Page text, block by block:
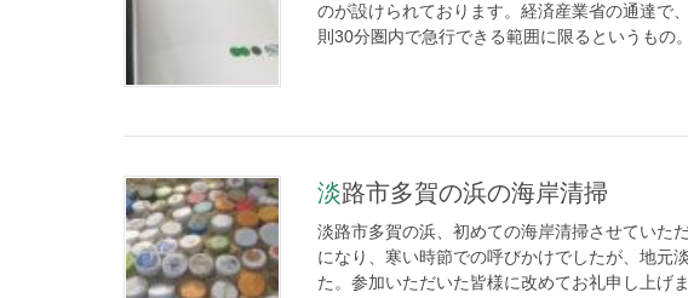
のが設けられております。経済産業省の通達で
則30分圏内で急行できる範囲に限るというもの
淡路市多賀の浜の海岸清掃
淡路市多賀の浜、初めての海岸清掃させていた
になり、寒い時節での呼びかけでしたが、地元
た。参加いただいた皆様に改めてお礼申し上げ